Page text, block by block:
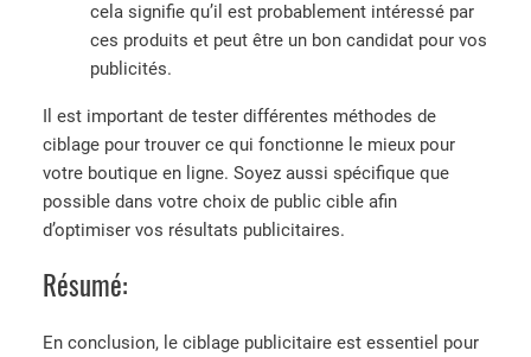
cela signifie qu’il est probablement intéressé par
ces produits et peut être un bon candidat pour vos
publicités.
Il est important de tester différentes méthodes de
ciblage pour trouver ce qui fonctionne le mieux pour
votre boutique en ligne. Soyez aussi spécifique que
possible dans votre choix de public cible afin
d’optimiser vos résultats publicitaires.
Résumé:
En conclusion, le ciblage publicitaire est essentiel pour